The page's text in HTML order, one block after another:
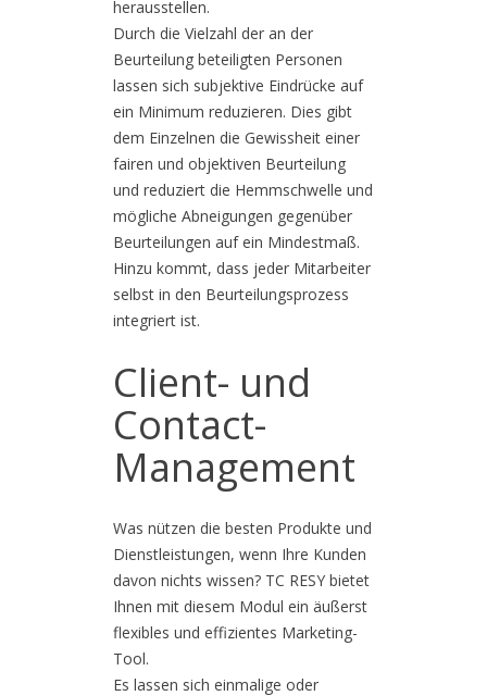
herausstellen.
Durch die Vielzahl der an der
Beurteilung beteiligten Personen
lassen sich subjektive Eindrücke auf
ein Minimum reduzieren. Dies gibt
dem Einzelnen die Gewissheit einer
fairen und objektiven Beurteilung
und reduziert die Hemmschwelle und
mögliche Abneigungen gegenüber
Beurteilungen auf ein Mindestmaß.
Hinzu kommt, dass jeder Mitarbeiter
selbst in den Beurteilungsprozess
integriert ist.
Client- und
Contact-
Management
Was nützen die besten Produkte und
Dienstleistungen, wenn Ihre Kunden
davon nichts wissen? TC RESY bietet
Ihnen mit diesem Modul ein äußerst
flexibles und effizientes Marketing-
Tool.
Es lassen sich einmalige oder